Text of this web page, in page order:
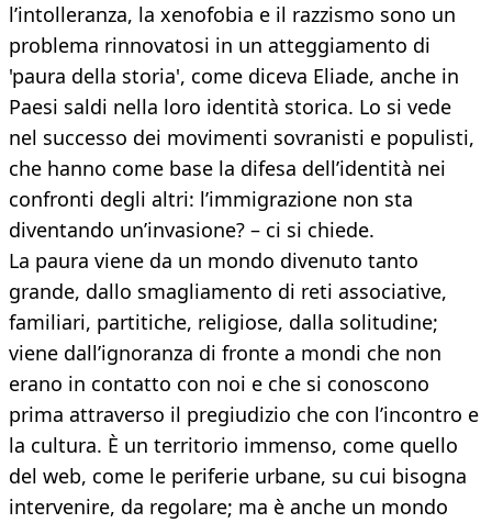
l’intolleranza, la xenofobia e il razzismo sono un
problema rinnovatosi in un atteggiamento di
'paura della storia', come diceva Eliade, anche in
Paesi saldi nella loro identità storica. Lo si vede
nel successo dei movimenti sovranisti e populisti,
che hanno come base la difesa dell’identità nei
confronti degli altri: l’immigrazione non sta
diventando un’invasione? – ci si chiede.
La paura viene da un mondo divenuto tanto
grande, dallo smagliamento di reti associative,
familiari, partitiche, religiose, dalla solitudine;
viene dall’ignoranza di fronte a mondi che non
erano in contatto con noi e che si conoscono
prima attraverso il pregiudizio che con l’incontro e
la cultura. È un territorio immenso, come quello
del web, come le periferie urbane, su cui bisogna
intervenire, da regolare; ma è anche un mondo